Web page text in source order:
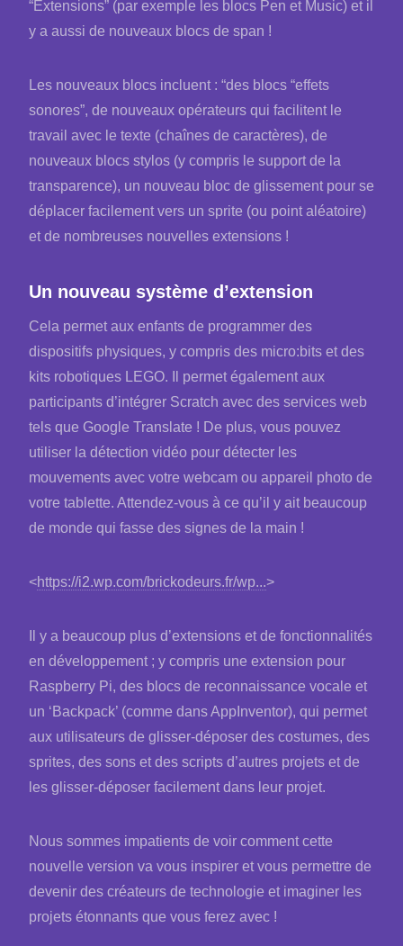
“Extensions” (par exemple les blocs Pen et Music) et il
y a aussi de nouveaux blocs de span !
Les nouveaux blocs incluent : “des blocs “effets
sonores”, de nouveaux opérateurs qui facilitent le
travail avec le texte (chaînes de caractères), de
nouveaux blocs stylos (y compris le support de la
transparence), un nouveau bloc de glissement pour se
déplacer facilement vers un sprite (ou point aléatoire)
et de nombreuses nouvelles extensions !
Un nouveau système d’extension
Cela permet aux enfants de programmer des
dispositifs physiques, y compris des micro:bits et des
kits robotiques LEGO. Il permet également aux
participants d’intégrer Scratch avec des services web
tels que Google Translate ! De plus, vous pouvez
utiliser la détection vidéo pour détecter les
mouvements avec votre webcam ou appareil photo de
votre tablette. Attendez-vous à ce qu’il y ait beaucoup
de monde qui fasse des signes de la main !
<https://i2.wp.com/brickodeurs.fr/wp...>
Il y a beaucoup plus d’extensions et de fonctionnalités
en développement ; y compris une extension pour
Raspberry Pi, des blocs de reconnaissance vocale et
un ‘Backpack’ (comme dans AppInventor), qui permet
aux utilisateurs de glisser-déposer des costumes, des
sprites, des sons et des scripts d’autres projets et de
les glisser-déposer facilement dans leur projet.
Nous sommes impatients de voir comment cette
nouvelle version va vous inspirer et vous permettre de
devenir des créateurs de technologie et imaginer les
projets étonnants que vous ferez avec !